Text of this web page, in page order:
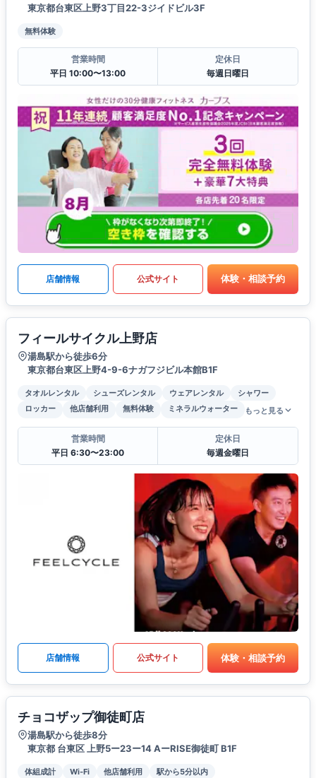
東京都台東区上野3丁目22-3ジイドビル3F
無料体験
営業時間
平日 10:00〜13:00
定休日
毎週日曜日
店舗情報 公式サイト 体験・相談予約
フィールサイクル上野店
湯島駅から徒歩6分
東京都台東区上野4-9-6ナガフジビル本館B1F
タオルレンタル シューズレンタル ウェアレンタル
シャワー
ロッカー
他店舗利用 無料体験 ミネラルウォーター もっと見る
営業時間
平日 6:30〜23:00
定休日
毎週金曜日
店舗情報 公式サイト 体験・相談予約
チョコザップ御徒町店
湯島駅から徒歩8分
東京都 台東区 上野5ー23ー14 AーRISE御徒町 B1F
体組成計 Wi-Fi 他店舗利用 駅から5分以内